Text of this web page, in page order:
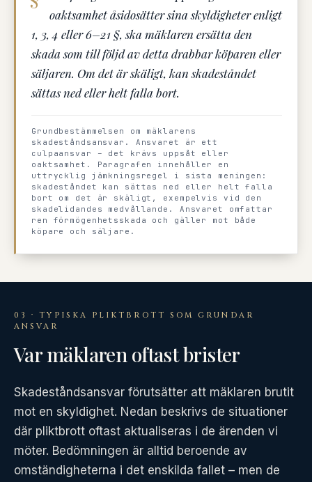
oaktsamhet åsidosätter sina skyldigheter enligt
1, 3, 4 eller 6–21 §, ska mäklaren ersätta den
skada som till följd av detta drabbar köparen eller
säljaren. Om det är skäligt, kan skadeståndet
sättas ned eller helt falla bort.
Grundbestämmelsen om mäklarens
skadeståndsansvar. Ansvaret är ett
culpaansvar – det krävs uppsåt eller
oaktsamhet. Paragrafen innehåller en
uttrycklig jämkningsregel i sista meningen:
skadeståndet kan sättas ned eller helt falla
bort om det är skäligt, exempelvis vid den
skadelidandes medvållande. Ansvaret omfattar
ren förmögenhetsskada och gäller mot både
köpare och säljare.
03 · TYPISKA PLIKTBROTT SOM GRUNDAR
ANSVAR
Var mäklaren oftast brister
Skadeståndsansvar förutsätter att mäklaren brutit
mot en skyldighet. Nedan beskrivs de situationer
där pliktbrott oftast aktualiseras i de ärenden vi
möter. Bedömningen är alltid beroende av
omständigheterna i det enskilda fallet – men de